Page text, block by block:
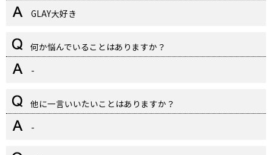
GLAY大好き
何か悩んでいることはありますか？
-
他に一言いいたいことはありますか？
-